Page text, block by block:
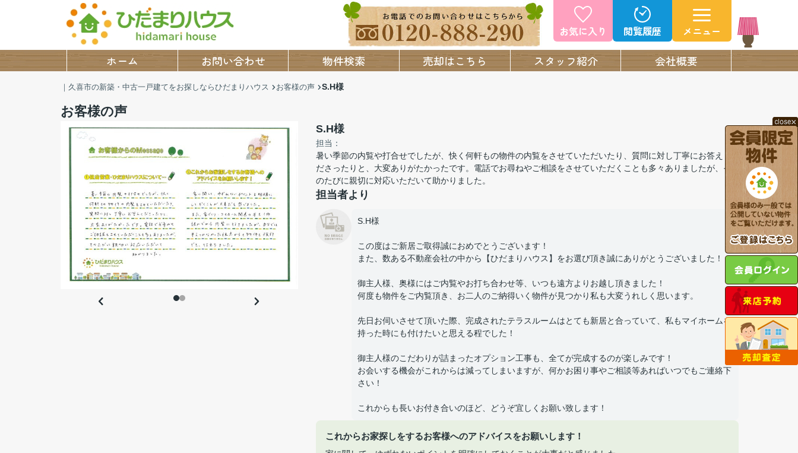
お気に入り 閲覧履歴 メニュー
ホーム お問い合わせ 物件検索 売却はこちら スタッフ紹介 会社概要
｜久喜市の新築・中古一戸建てをお探しならひだまりハウス お客様の声 S.H様
お客様の声
S.H様
担当：
暑い季節の内覧や打合せでしたが、快く何軒もの物件の内覧をさせていただいたり、質問に対し丁寧にお答えく
ださったりと、大変ありがたかったです。電話でお尋ねやご相談をさせていただくことも多々ありましたが、そ
のたびに親切に対応いただいて助かりました。
担当者より
S.H様
この度はご新居ご取得誠におめでとうございます！
また、数ある不動産会社の中から【ひだまりハウス】をお選び頂き誠にありがとうございました！
御主人様、奥様にはご内覧やお打ち合わせ等、いつも遠方よりお越し頂きました！
何度も物件をご内覧頂き、お二人のご納得いく物件が見つかり私も大変うれしく思います。
先日お伺いさせて頂いた際、完成されたテラスルームはとても新居と合っていて、私もマイホームを
持った時にも付けたいと思える程でした！
御主人様のこだわりが詰まったオプション工事も、全てが完成するのが楽しみです！
お会いする機会がこれからは減ってしまいますが、何かお困り事やご相談等あればいつでもご連絡下
さい！
これからも長いお付き合いのほど、どうぞ宜しくお願い致します！
これからお家探しをするお客様へのアドバイスをお願いします！